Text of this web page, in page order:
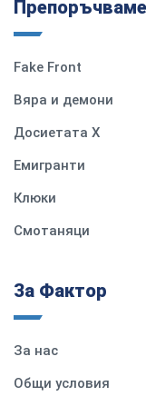
Fake Front
Вяра и демони
Досиетата Х
Емигранти
Клюки
Смотаняци
За Фактор
За нас
Общи условия